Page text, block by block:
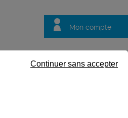
Mon compte
questions
Continuer sans accepter